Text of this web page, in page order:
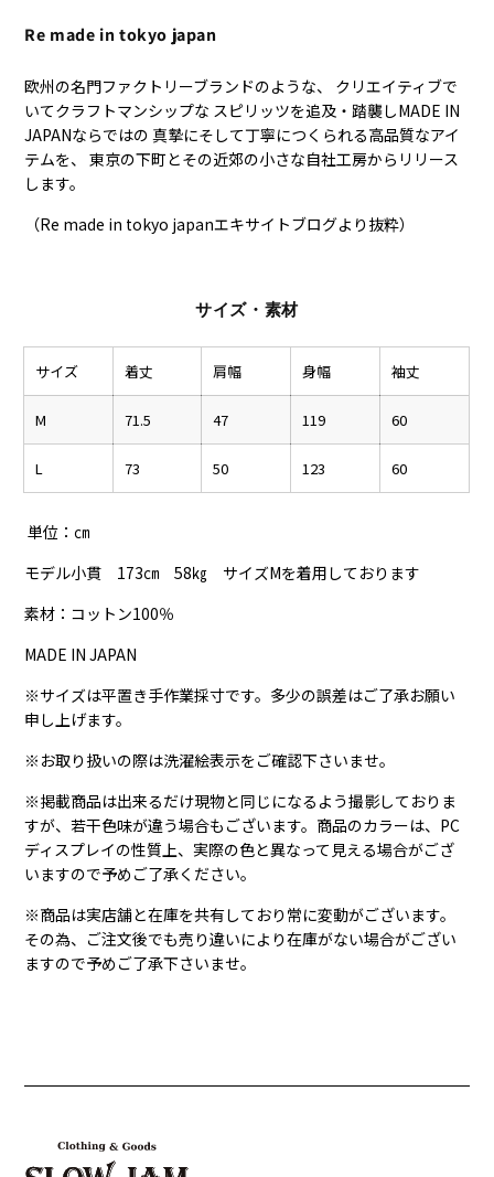
Re made in tokyo japan
欧州の名門ファクトリーブランドのような、 クリエイティブで
いてクラフトマンシップな スピリッツを追及・踏襲しMADE IN
JAPANならではの 真摯にそして丁寧につくられる高品質なアイ
テムを、 東京の下町とその近郊の小さな自社工房からリリース
します。
（Re made in tokyo japanエキサイトブログより抜粋）
サイズ・素材
サイズ 着丈 肩幅 身幅 袖丈
M 71.5 47 119 60
L 73 50 123 60
単位：㎝
モデル小貫 173㎝ 58㎏ サイズMを着用しております
素材：コットン100％
MADE IN JAPAN
※サイズは平置き手作業採寸です。多少の誤差はご了承お願い
申し上げます。
※お取り扱いの際は洗濯絵表示をご確認下さいませ。
※掲載商品は出来るだけ現物と同じになるよう撮影しておりま
すが、若干色味が違う場合もございます。商品のカラーは、PC
ディスプレイの性質上、実際の色と異なって見える場合がござ
いますので予めご了承ください。
※商品は実店舗と在庫を共有しており常に変動がございます。
その為、ご注文後でも売り違いにより在庫がない場合がござい
ますので予めご了承下さいませ。